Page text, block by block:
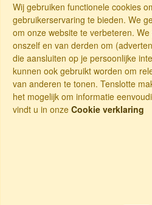
Wij gebruiken functionele cookies
gebruikerservaring te bieden. We
om onze website te verbeteren.
onszelf en van derden om
die aansluiten op je persoonlijke
kunnen ook gebruikt worden om
van anderen te tonen. Tenslotte
het mogelijk om informatie
vindt u in onze Cookie verklaring